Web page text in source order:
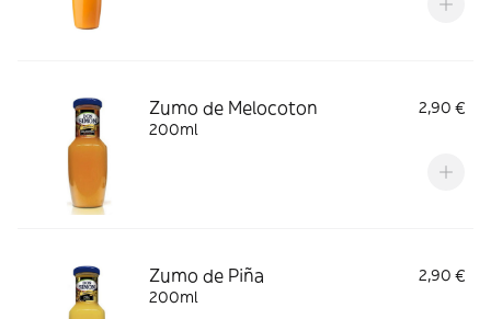
Zumo de Melocoton
2,90 €
200ml
Zumo de Piña
2,90 €
200ml